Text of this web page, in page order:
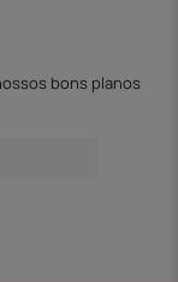
bons planos